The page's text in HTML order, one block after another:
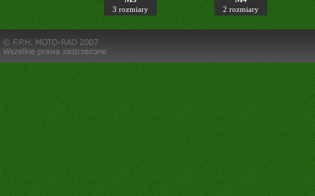
3 rozmiary 2 rozmiary